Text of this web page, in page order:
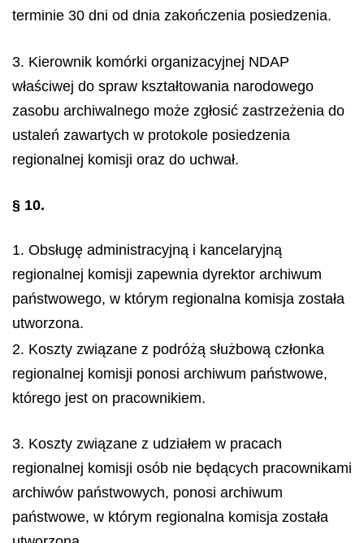
terminie 30 dni od dnia zakończenia posiedzenia.
3. Kierownik komórki organizacyjnej NDAP
właściwej do spraw kształtowania narodowego
zasobu archiwalnego może zgłosić zastrzeżenia do
ustaleń zawartych w protokole posiedzenia
regionalnej komisji oraz do uchwał.
§ 10.
1. Obsługę administracyjną i kancelaryjną
regionalnej komisji zapewnia dyrektor archiwum
państwowego, w którym regionalna komisja została
utworzona.
2. Koszty związane z podróżą służbową członka
regionalnej komisji ponosi archiwum państwowe,
którego jest on pracownikiem.
3. Koszty związane z udziałem w pracach
regionalnej komisji osób nie będących pracownikami
archiwów państwowych, ponosi archiwum
państwowe, w którym regionalna komisja została